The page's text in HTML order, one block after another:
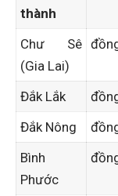
thành
Chư Sê
(Gia Lai)
Đắk Lắk
Đắk Nông
Bình
Phước